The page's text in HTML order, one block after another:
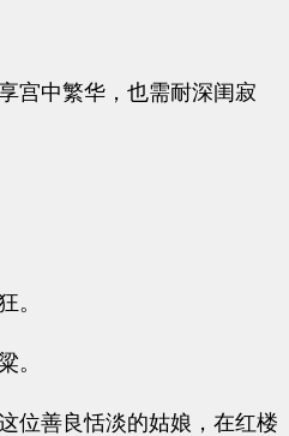
宫中繁华，也需耐深闺寂
。
。
位善良恬淡的姑娘，在红楼